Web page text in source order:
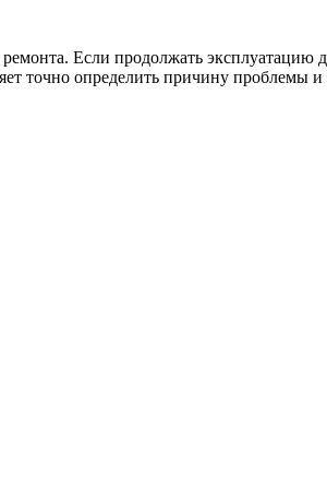
Если продолжать эксплуатацию
точно определить причину проблемы